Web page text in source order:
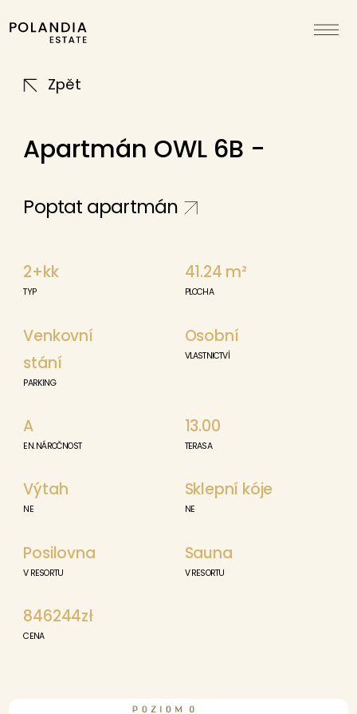
Zpět
Apartmán OWL 6B -
Poptat apartmán
2+kk
TYP
41.24 m²
PLOCHA
Venkovní
stání
PARKING
Osobní
VLASTNICTVÍ
A
EN. NÁROČNOST
13.00
TERASA
Výtah
NE
Sklepní kóje
NE
Posilovna
V RESORTU
Sauna
V RESORTU
846244zł
CENA